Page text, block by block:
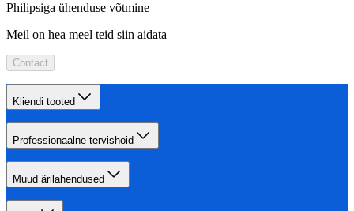
Philipsiga ühenduse võtmine
Meil on hea meel teid siin aidata
Contact
Kliendi tooted
Professionaalne tervishoid
Muud ärilahendused